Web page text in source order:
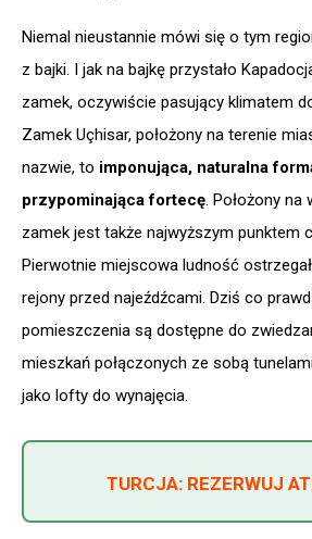
Niemal nieustannie mówi się o tym
z bajki. I jak na bajkę przystało
zamek, oczywiście pasujący klimatem
Zamek Uçhisar, położony na terenie
nazwie, to imponująca, naturalna
przypominająca fortecę. Położony na
zamek jest także najwyższym punktem
Pierwotnie miejscowa ludność
rejony przed najeźdźcami. Dziś co
pomieszczenia są dostępne do
mieszkań połączonych ze sobą
jako lofty do wynajęcia.
TURCJA: REZERWUJ